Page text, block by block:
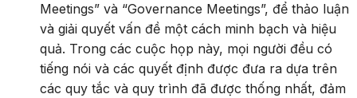
Meetings” và “Governance Meetings”, để thảo luận
và giải quyết vấn đề một cách minh bạch và hiệu
quả. Trong các cuộc họp này, mọi người đều có
tiếng nói và các quyết định được đưa ra dựa trên
các quy tắc và quy trình đã được thống nhất, đảm